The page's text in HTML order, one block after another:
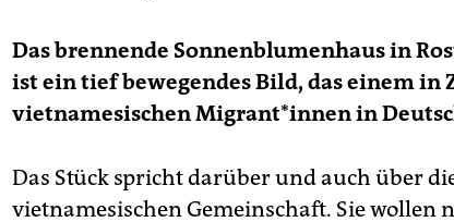
Das brennende Sonnenblumenhaus in
ist ein tief bewegendes Bild, das einem in
vietnamesischen Migrant*innen in
Das Stück spricht darüber und auch über
vietnamesischen Gemeinschaft. Sie wollen